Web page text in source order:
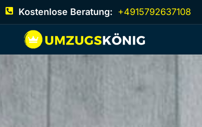
Kostenlose Beratung: +4915792637108